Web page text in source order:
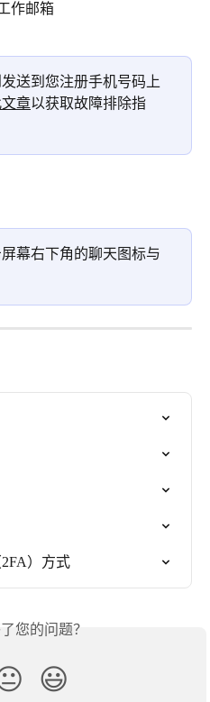
作邮箱
送到您注册手机号码上
章以获取故障排除指
幕右下角的聊天图标与
）方式
您的问题？
😃